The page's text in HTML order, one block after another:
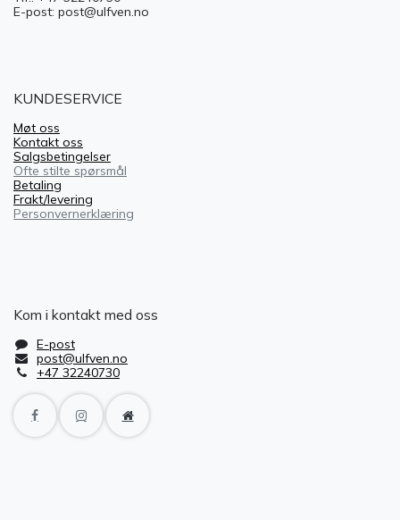
E-post: post@ulfven.no
KUNDESERVICE
Møt oss
Kontakt oss
Salgsbetingelser
Ofte stilte spørsmål
Betaling
Frakt/levering
Personvernerklæring
Kom i kontakt med oss
E-post
post@ulfven.no
+47 32240730